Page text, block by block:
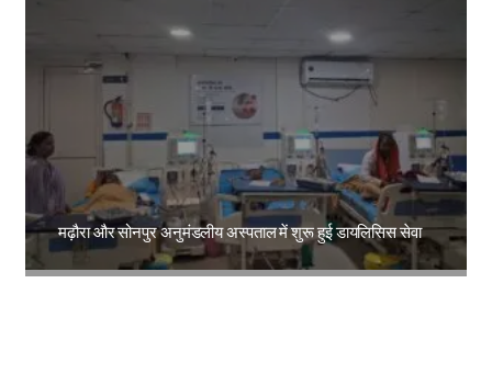
मढ़ौरा और सोनपुर अनुमंडलीय अस्पताल में शुरू हुई डायलिसिस सेवा
Amit Lekh